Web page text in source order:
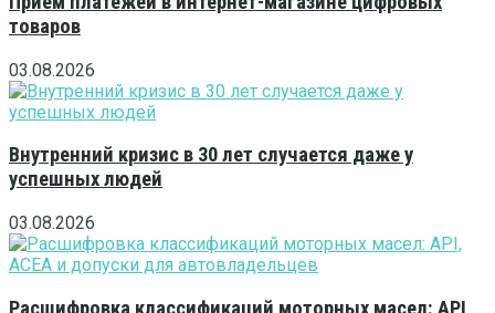
товаров
03.08.2026
Внутренний кризис в 30 лет случается даже у
успешных людей
03.08.2026